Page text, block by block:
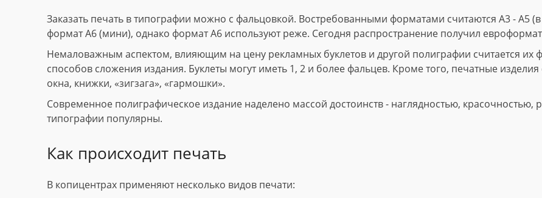
Заказать печать в типографии можно с фальцовкой. Востребованными форматами считаются А3 - А5
формат А6 (мини), однако формат А6 используют реже. Сегодня распространение получил
Немаловажным аспектом, влияющим на цену рекламных буклетов и другой полиграфии считается их
способов сложения издания. Буклеты могут иметь 1, 2 и более фальцев. Кроме того, печатные
окна, книжки, «зигзага», «гармошки».
Современное полиграфическое издание наделено массой достоинств - наглядностью, красочностью,
типографии популярны.
Как происходит печать
В копицентрах применяют несколько видов печати: